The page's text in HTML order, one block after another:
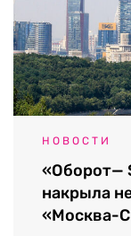
НОВОСТИ
«Оборот—
накрыла
«Москва-